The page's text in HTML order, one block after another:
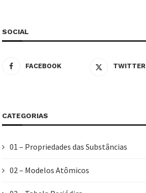
SOCIAL
FACEBOOK TWITTER
CATEGORIAS
01 – Propriedades das Substâncias
02 – Modelos Atômicos